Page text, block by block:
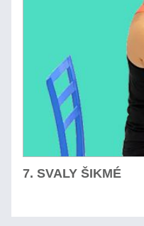
7. SVALY ŠIKMÉ